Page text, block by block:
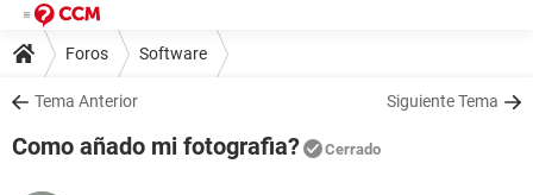
Foros Software
Tema Anterior Siguiente Tema
Como añado mi fotografia? Cerrado